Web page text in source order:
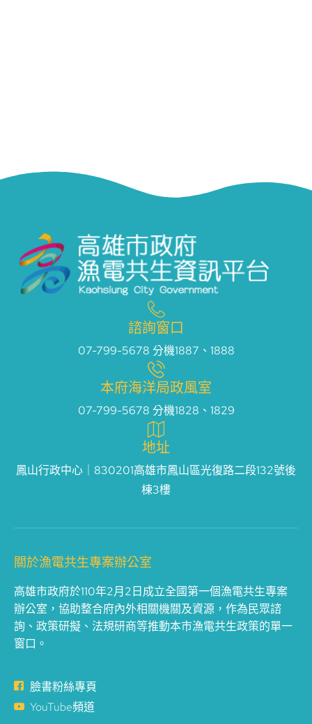
諮詢窗口
07-799-5678 分機1887、1888
本府海洋局政風室
07-799-5678 分機1828、1829
地址
鳳山行政中心｜830201高雄市鳳山區光復路二段132號後
棟3樓
關於漁電共生專案辦公室
高雄市政府於110年2月2日成立全國第一個漁電共生專案
辦公室，協助整合府內外相關機關及資源，作為民眾諮
詢、政策研擬、法規研商等推動本市漁電共生政策的單一
窗口。
臉書粉絲專頁
YouTube頻道